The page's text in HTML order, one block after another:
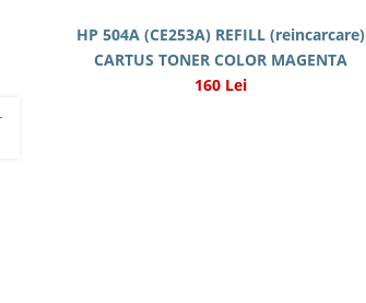
HP 504A (CE253A) REFILL (reincarcare)
CARTUS TONER COLOR MAGENTA
160 Lei